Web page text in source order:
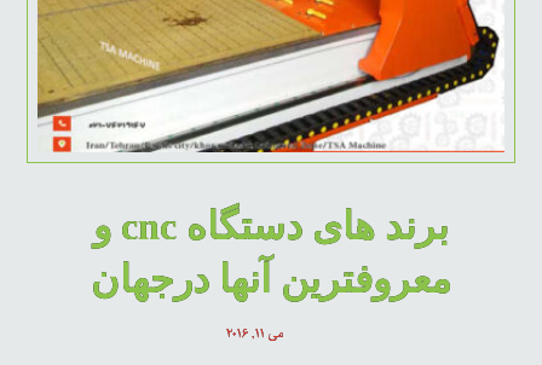
برند های دستگاه cnc و
معروفترین آنها درجهان
می ۱۱, ۲۰۱۶